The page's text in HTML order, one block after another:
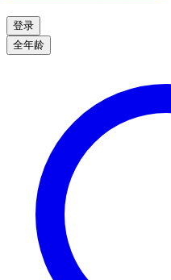
登录
全年龄